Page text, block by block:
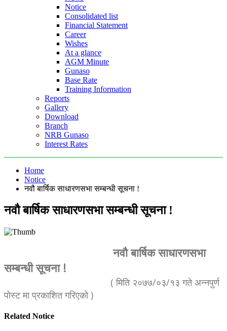
Notice
Consolidated list
Financial Statement
Career
Wishes
At a glance
AGM Minute
Gunaso
Base Rate
Training Information
Reports
Gallery
Download
Branch
NRB Gunaso
Interest Rates
Home
Notice
नवौ बार्षिक साधारणसभा सम्बन्धी सूचना !
नवौ बार्षिक साधारणसभा सम्बन्धी सूचना !
नवौ बार्षिक साधारणसभा
सम्बन्धी सूचना !
( मिति २०७७/०३/१३ गते अन्नपुर्ण
पोस्ट मा प्रकाशित गरिएको )
Related Notice